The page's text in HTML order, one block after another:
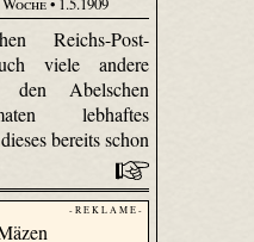
Reichs-Post­
viele andere
den Abelschen
lebhaftes
bereits schon
- R E K L A M E -